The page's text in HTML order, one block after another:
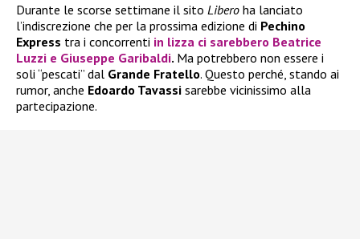
Durante le scorse settimane il sito Libero ha lanciato
l’indiscrezione che per la prossima edizione di Pechino
Express tra i concorrenti in lizza ci sarebbero Beatrice
Luzzi e Giuseppe Garibaldi. Ma potrebbero non essere i
soli “pescati” dal Grande Fratello. Questo perché, stando ai
rumor, anche Edoardo Tavassi sarebbe vicinissimo alla
partecipazione.